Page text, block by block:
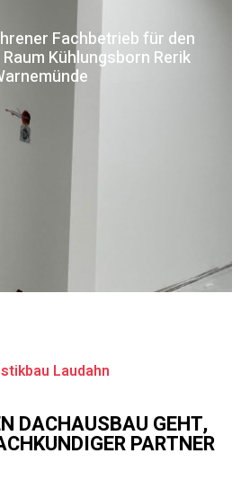
Fachbetrieb für den
Kühlungsborn Rerik
Laudahn
DACHAUSBAU GEHT,
PARTNER